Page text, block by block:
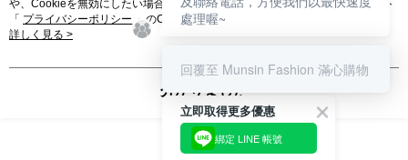
や、Cookieを無効にしたい場合のブラウザでの設定方法については、当サイト
「 プライバシーポリシー 」のCookieポリシーをご参照ください。お客さま
が、当サイトを引き続き使用される場合、当社がサイト利用規約のCookieポリ
詳しく見る >
分かりました
立即取得更多優惠
綁定 LINE 帳號
處理喔~
回覆至 Munsin Fashion 滿心購物